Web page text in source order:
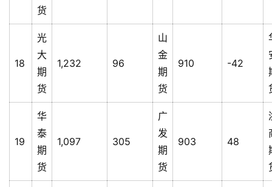
货
18
光
大
期
货
1,232 96
山
金
期
货
910 -42
19
华
泰
期
货
1,097 305
广
发
期
货
903 48